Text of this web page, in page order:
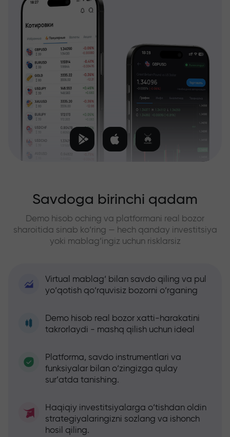
Savdoga birinchi qadam
Demo hisob oching va platformani real bozor
sharoitida sinab ko‘ring — hech qanday investitsiya
yoki mablag‘ingiz uchun risklarsiz
Virtual mablag‘ bilan savdo qiling va pul
yo‘qotish qo‘rquvisiz bozorni o‘rganing
Demo hisob real bozor xatti-harakatini
takrorlaydi - mashq qilish uchun ideal
Platforma, savdo instrumentlari va
funksiyalar bilan o‘zingizga qulay
sur’atda tanishing.
Haqiqiy investitsiyalarga o‘tishdan oldin
strategiyalaringizni sozlang va ishonch
hosil qiling.